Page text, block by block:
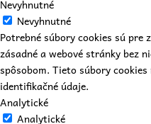
Nevyhnutné
Nevyhnutné
Potrebné súbory cookies sú pre
zásadné a webové stránky bez
spôsobom. Tieto súbory
identifikačné údaje.
Analytické
Analytické